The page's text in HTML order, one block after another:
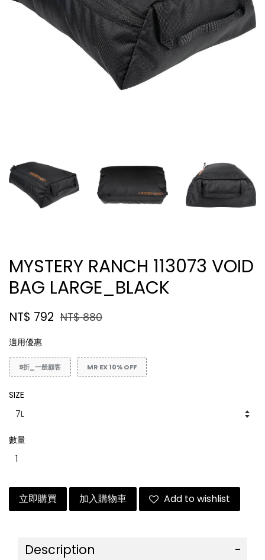
MYSTERY RANCH 113073 VOID
BAG LARGE_BLACK
NT$ 792 NT$ 880
適用優惠
9折_一般顧客 MR EX 10% OFF
SIZE
數量
立即購買 加入購物車 Add to wishlist
Description